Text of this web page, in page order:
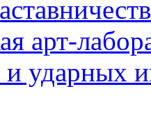
арт-
ударных